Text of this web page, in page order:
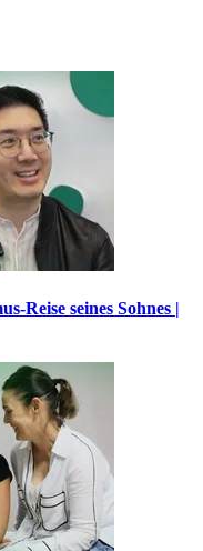
Reise seines Sohnes |